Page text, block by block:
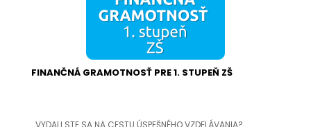
FINANČNÁ GRAMOTNOSŤ PRE 1. STUPEŇ ZŠ